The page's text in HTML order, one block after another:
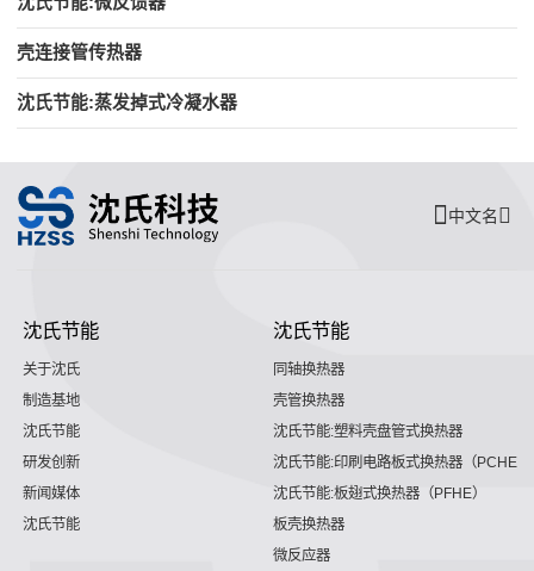
壳连接管传热器
沈氏节能:蒸发掉式冷凝水器
中文名
沈氏节能
关于沈氏
制造基地
沈氏节能
研发创新
新闻媒体
沈氏节能
沈氏节能
同轴换热器
壳管换热器
沈氏节能:塑料壳盘管式换热器
沈氏节能:印刷电路板式换热器（PCHE）
沈氏节能:板翅式换热器（PFHE）
板壳换热器
微反应器